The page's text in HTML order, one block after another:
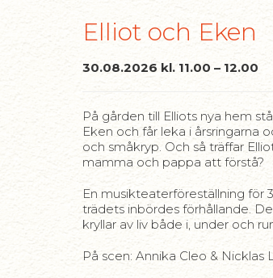
Elliot och Eken
30.08.2026 kl. 11.00 – 12.00
På gården till Elliots nya hem
Eken och får leka i årsringarna
och småkryp. Och så träffar
mamma och pappa att förstå?
En musikteaterföreställning för
trädets inbördes förhållande.
kryllar av liv både i, under och
På scen: Annika Cleo & Nicklas